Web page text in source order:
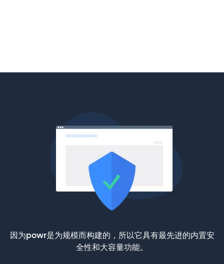
因为powr是为规模而构建的，所以它具有最先进的内置安
全性和大容量功能。